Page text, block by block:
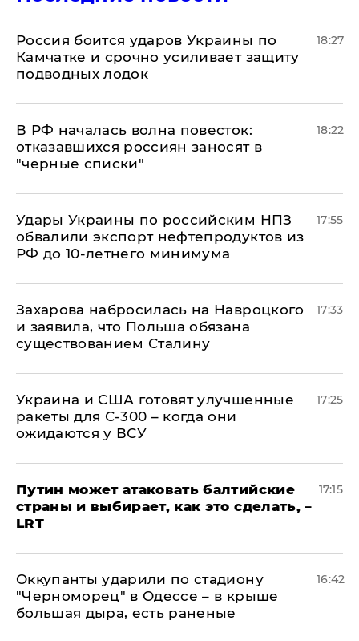
Россия боится ударов Украины по
Камчатке и срочно усиливает защиту
подводных лодок
18:27
​В РФ началась волна повесток:
отказавшихся россиян заносят в
"черные списки"
18:22
Удары Украины по российским НПЗ
обвалили экспорт нефтепродуктов из
РФ до 10-летнего минимума
17:55
​Захарова набросилась на Навроцкого
и заявила, что Польша обязана
существованием Сталину
17:33
Украина и США готовят улучшенные
ракеты для С-300 – когда они
ожидаются у ВСУ
17:25
Путин может атаковать балтийские
страны и выбирает, как это сделать, –
LRT
17:15
Оккупанты ударили по стадиону
"Черноморец" в Одессе – в крыше
большая дыра, есть раненые
16:42